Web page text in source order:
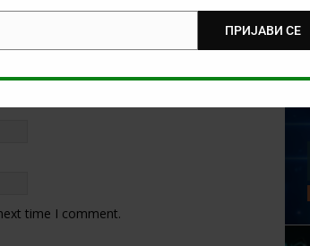
time I comment.
ПРИЈАВИ СЕ